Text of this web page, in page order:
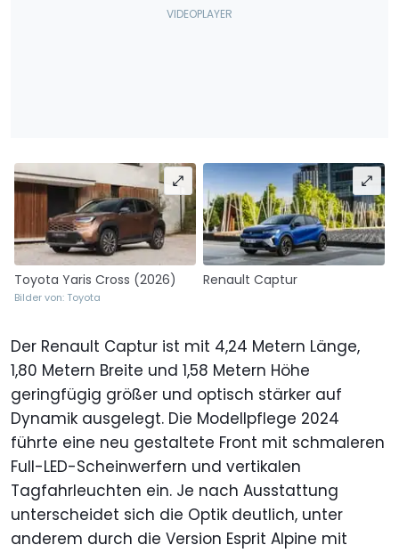
Toyota Yaris Cross (2026)
Bilder von: Toyota
Renault Captur
Der Renault Captur ist mit 4,24 Metern Länge,
1,80 Metern Breite und 1,58 Metern Höhe
geringfügig größer und optisch stärker auf
Dynamik ausgelegt. Die Modellpflege 2024
führte eine neu gestaltete Front mit schmaleren
Full-LED-Scheinwerfern und vertikalen
Tagfahrleuchten ein. Je nach Ausstattung
unterscheidet sich die Optik deutlich, unter
anderem durch die Version Esprit Alpine mit